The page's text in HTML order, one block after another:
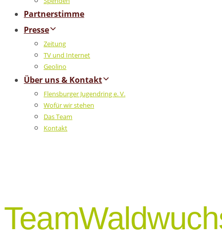
Partnerstimme
Presse
Zeitung
TV und Internet
Geolino
Über uns & Kontakt
Flensburger Jugendring e. V.
Wofür wir stehen
Das Team
Kontakt